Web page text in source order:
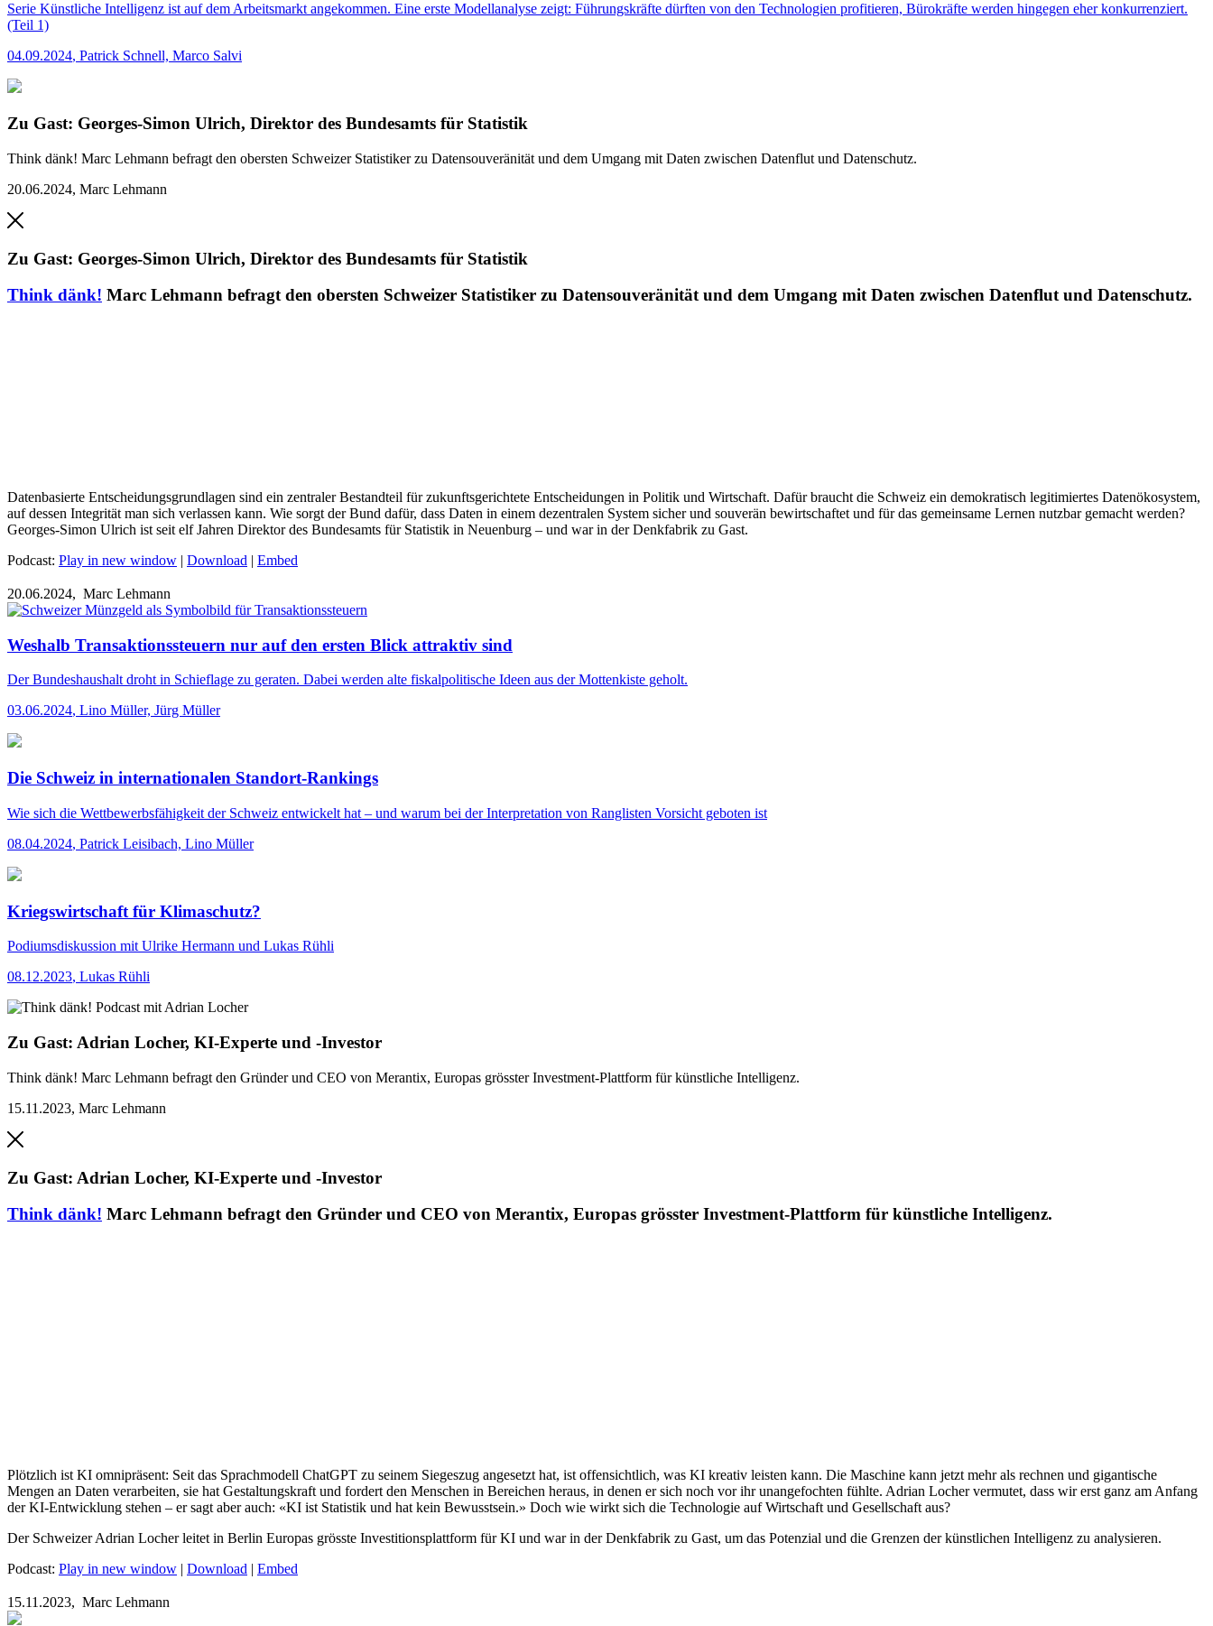
Serie Künstliche Intelligenz ist auf dem Arbeitsmarkt angekommen. Eine erste Modellanalyse zeigt: Führungskräfte dürften von den Technologien profitieren, Bürokräfte werden hingegen eher konkurrenziert.
(Teil 1)
04.09.2024, Patrick Schnell, Marco Salvi
Zu Gast: Georges-Simon Ulrich, Direktor des Bundesamts für Statistik
Think dänk! Marc Lehmann befragt den obersten Schweizer Statistiker zu Datensouveränität und dem Umgang mit Daten zwischen Datenflut und Datenschutz.
20.06.2024, Marc Lehmann
Zu Gast: Georges-Simon Ulrich, Direktor des Bundesamts für Statistik
Think dänk! Marc Lehmann befragt den obersten Schweizer Statistiker zu Datensouveränität und dem Umgang mit Daten zwischen Datenflut und Datenschutz.
Datenbasierte Entscheidungsgrundlagen sind ein zentraler Bestandteil für zukunftsgerichtete Entscheidungen in Politik und Wirtschaft. Dafür braucht die Schweiz ein demokratisch legitimiertes Datenökosystem,
auf dessen Integrität man sich verlassen kann. Wie sorgt der Bund dafür, dass Daten in einem dezentralen System sicher und souverän bewirtschaftet und für das gemeinsame Lernen nutzbar gemacht werden?
Georges-Simon Ulrich ist seit elf Jahren Direktor des Bundesamts für Statistik in Neuenburg – und war in der Denkfabrik zu Gast.
Podcast: Play in new window | Download | Embed
20.06.2024, Marc Lehmann
Weshalb Transaktionssteuern nur auf den ersten Blick attraktiv sind
Der Bundeshaushalt droht in Schieflage zu geraten. Dabei werden alte fiskalpolitische Ideen aus der Mottenkiste geholt.
03.06.2024, Lino Müller, Jürg Müller
Die Schweiz in internationalen Standort-Rankings
Wie sich die Wettbewerbsfähigkeit der Schweiz entwickelt hat – und warum bei der Interpretation von Ranglisten Vorsicht geboten ist
08.04.2024, Patrick Leisibach, Lino Müller
Kriegswirtschaft für Klimaschutz?
Podiumsdiskussion mit Ulrike Hermann und Lukas Rühli
08.12.2023, Lukas Rühli
Zu Gast: Adrian Locher, KI-Experte und -Investor
Think dänk! Marc Lehmann befragt den Gründer und CEO von Merantix, Europas grösster Investment-Plattform für künstliche Intelligenz.
15.11.2023, Marc Lehmann
Zu Gast: Adrian Locher, KI-Experte und -Investor
Think dänk! Marc Lehmann befragt den Gründer und CEO von Merantix, Europas grösster Investment-Plattform für künstliche Intelligenz.
Plötzlich ist KI omnipräsent: Seit das Sprachmodell ChatGPT zu seinem Siegeszug angesetzt hat, ist offensichtlich, was KI kreativ leisten kann. Die Maschine kann jetzt mehr als rechnen und gigantische
Mengen an Daten verarbeiten, sie hat Gestaltungskraft und fordert den Menschen in Bereichen heraus, in denen er sich noch vor ihr unangefochten fühlte. Adrian Locher vermutet, dass wir erst ganz am Anfang
der KI-Entwicklung stehen – er sagt aber auch: «KI ist Statistik und hat kein Bewusstsein.» Doch wie wirkt sich die Technologie auf Wirtschaft und Gesellschaft aus?
Der Schweizer Adrian Locher leitet in Berlin Europas grösste Investitionsplattform für KI und war in der Denkfabrik zu Gast, um das Potenzial und die Grenzen der künstlichen Intelligenz zu analysieren.
Podcast: Play in new window | Download | Embed
15.11.2023, Marc Lehmann